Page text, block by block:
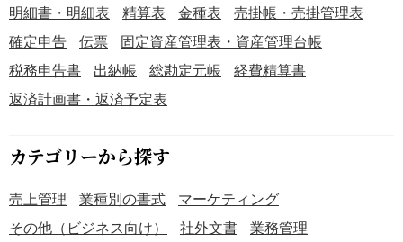
明細書・明細表
精算表 金種表
売掛帳・売掛管理表
確定申告
伝票
固定資産管理表・資産管理台帳
税務申告書
出納帳 総勘定元帳
経費精算書
返済計画書・返済予定表
カテゴリーから探す
売上管理 業種別の書式
マーケティング
その他（ビジネス向け）
社外文書
業務管理